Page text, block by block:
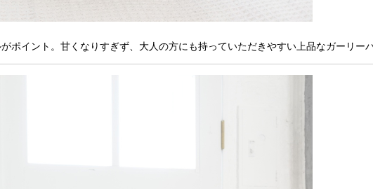
ポイント。甘くなりすぎず、大人の方にも持っていただきやすい上品なガーリーバ